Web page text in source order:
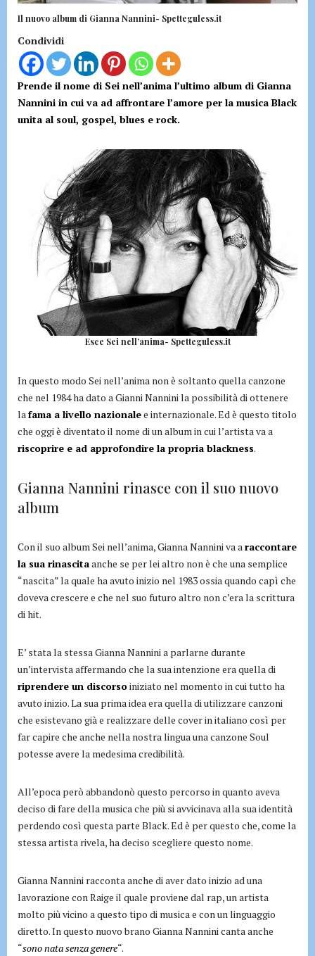
Il nuovo album di Gianna Nannini- Spetteguless.it
Condividi
Prende il nome di Sei nell’anima l’ultimo album di Gianna
Nannini in cui va ad affrontare l’amore per la musica Black
unita al soul, gospel, blues e rock.
Esce Sei nell’anima- Spetteguless.it
In questo modo Sei nell’anima non è soltanto quella canzone
che nel 1984 ha dato a Gianni Nannini la possibilità di ottenere
lafama a livello nazionalee internazionale. Ed è questo titolo
che oggi è diventato il nome di un album in cui l’artista va a
riscoprire e ad approfondire la propria blackness.
Gianna Nannini rinasce con il suo nuovo
album
Con il suo album Sei nell’anima, Gianna Nannini va araccontare
la sua rinascitaanche se per lei altro non è che una semplice
“nascita” la quale ha avuto inizio nel 1983 ossia quando capì che
doveva crescere e che nel suo futuro altro non c’era la scrittura
di hit.
E’ stata la stessa Gianna Nannini a parlarne durante
un’intervista affermando che la sua intenzione era quella di
riprendere un discorsoiniziato nel momento in cui tutto ha
avuto inizio. La sua prima idea era quella di utilizzare canzoni
che esistevano già e realizzare delle cover in italiano così per
far capire che anche nella nostra lingua una canzone Soul
potesse avere la medesima credibilità.
All’epoca però abbandonò questo percorso in quanto aveva
deciso di fare della musica che più si avvicinava alla sua identità
perdendo così questa parte Black. Ed è per questo che, come la
stessa artista rivela, ha deciso scegliere questo nome.
Gianna Nannini racconta anche di aver dato inizio ad una
lavorazione con Raige il quale proviene dal rap, un artista
molto più vicino a questo tipo di musica e con un linguaggio
diretto. In questo nuovo brano Gianna Nannini canta anche
“sono nata senza genere“.